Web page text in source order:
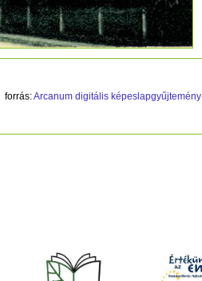
forrás:Arcanum digitális képeslapgyűjtemény